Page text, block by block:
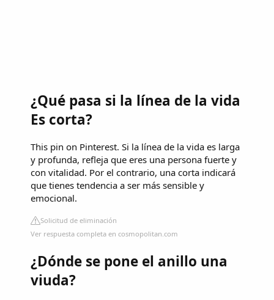
¿Qué pasa si la línea de la vida
Es corta?
This pin on Pinterest. Si la línea de la vida es larga
y profunda, refleja que eres una persona fuerte y
con vitalidad. Por el contrario, una corta indicará
que tienes tendencia a ser más sensible y
emocional.
Solicitud de eliminación
Ver respuesta completa en cosmopolitan.com
¿Dónde se pone el anillo una
viuda?